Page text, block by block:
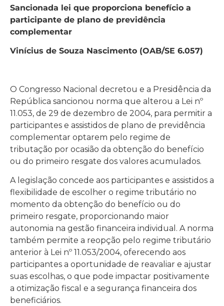
Sancionada lei que proporciona benefício a
participante de plano de previdência
complementar
Vinícius de Souza Nascimento (OAB/SE 6.057)
O Congresso Nacional decretou e a Presidência da
República sancionou norma que alterou a Lei nº
11.053, de 29 de dezembro de 2004, para permitir a
participantes e assistidos de plano de previdência
complementar optarem pelo regime de
tributação por ocasião da obtenção do benefício
ou do primeiro resgate dos valores acumulados.
A legislação concede aos participantes e assistidos a
flexibilidade de escolher o regime tributário no
momento da obtenção do benefício ou do
primeiro resgate, proporcionando maior
autonomia na gestão financeira individual. A norma
também permite a reopção pelo regime tributário
anterior à Lei nº 11.053/2004, oferecendo aos
participantes a oportunidade de reavaliar e ajustar
suas escolhas, o que pode impactar positivamente
a otimização fiscal e a segurança financeira dos
beneficiários.